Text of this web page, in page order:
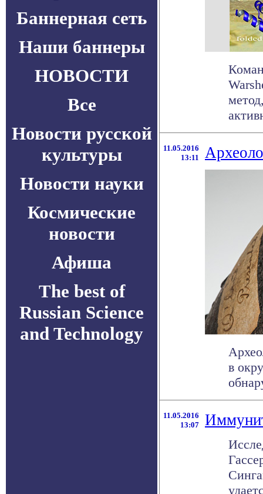
Баннерная сеть
Наши баннеры
НОВОСТИ
Все
Новости русской
культуры
Новости науки
Космические
новости
Афиша
The best of
Russian Science
and Technology
11.05.2016
13:11
в
11.05.2016
13:07